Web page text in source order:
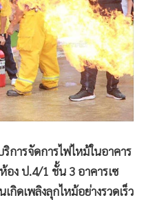
การจัดการไฟไหม้ในอาคาร
อง ป.4/1 ชั้น 3 อาคารเซ
กิดเพลิงลุกไหม้อย่างรวดเร็ว